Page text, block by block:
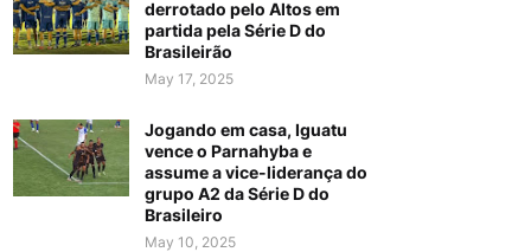
derrotado pelo Altos em
partida pela Série D do
Brasileirão
May 17, 2025
Jogando em casa, Iguatu
vence o Parnahyba e
assume a vice-liderança do
grupo A2 da Série D do
Brasileiro
May 10, 2025